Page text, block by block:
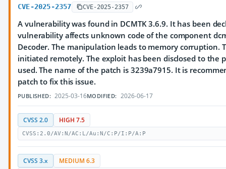
CVE-2025-2357 CVE-2025-2357
A vulnerability was found in DCMTK 3.6.9. It has been
vulnerability affects unknown code of the component
Decoder. The manipulation leads to memory corruption.
initiated remotely. The exploit has been disclosed to the
used. The name of the patch is 3239a7915. It is
patch to fix this issue.
PUBLISHED: 2025-03-16MODIFIED: 2026-06-17
CVSS 2.0 HIGH 7.5
CVSS:2.0/AV:N/AC:L/Au:N/C:P/I:P/A:P
CVSS 3.x MEDIUM 6.3